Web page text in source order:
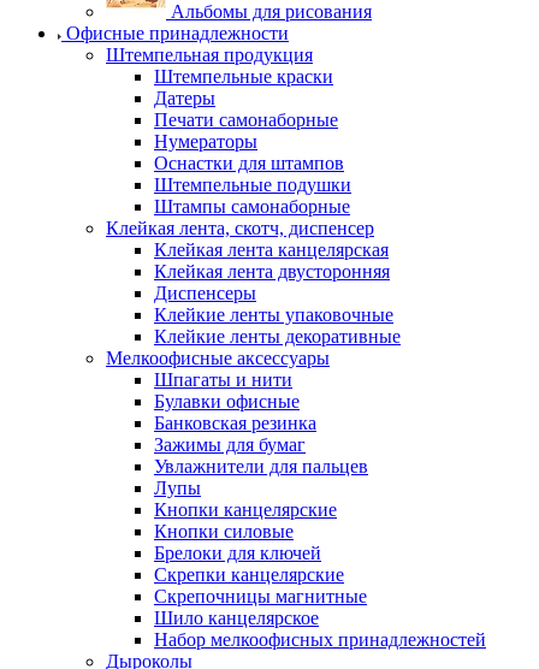
Альбомы для рисования
Офисные принадлежности
Штемпельная продукция
Штемпельные краски
Датеры
Печати самонаборные
Нумераторы
Оснастки для штампов
Штемпельные подушки
Штампы самонаборные
Клейкая лента, скотч, диспенсер
Клейкая лента канцелярская
Клейкая лента двусторонняя
Диспенсеры
Клейкие ленты упаковочные
Клейкие ленты декоративные
Мелкоофисные аксессуары
Шпагаты и нити
Булавки офисные
Банковская резинка
Зажимы для бумаг
Увлажнители для пальцев
Лупы
Кнопки канцелярские
Кнопки силовые
Брелоки для ключей
Скрепки канцелярские
Скрепочницы магнитные
Шило канцелярское
Набор мелкоофисных принадлежностей
Дыроколы